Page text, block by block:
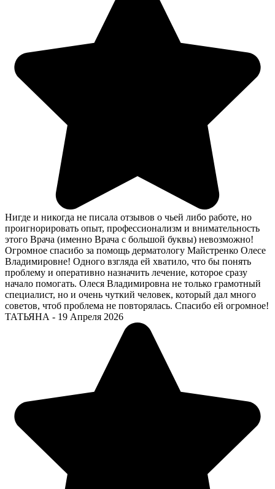
Нигде и никогда не писала отзывов о чьей либо работе, но
проигнорировать опыт, профессионализм и внимательность
этого Врача (именно Врача с большой буквы) невозможно!
Огромное спасибо за помощь дерматологу Майстренко Олесе
Владимировне! Одного взгляда ей хватило, что бы понять
проблему и оперативно назначить лечение, которое сразу
начало помогать. Олеся Владимировна не только грамотный
специалист, но и очень чуткий человек, который дал много
советов, чтоб проблема не повторялась. Спасибо ей огромное!
ТАТЬЯНА - 19 Апреля 2026